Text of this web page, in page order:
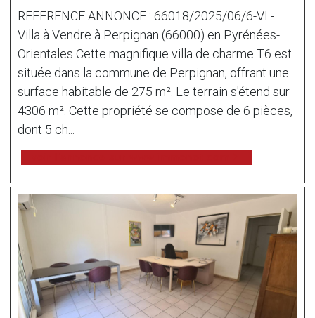
REFERENCE ANNONCE : 66018/2025/06/6-VI -
Villa à Vendre à Perpignan (66000) en Pyrénées-
Orientales Cette magnifique villa de charme T6 est
située dans la commune de Perpignan, offrant une
surface habitable de 275 m². Le terrain s'étend sur
4306 m². Cette propriété se compose de 6 pièces,
dont 5 ch...